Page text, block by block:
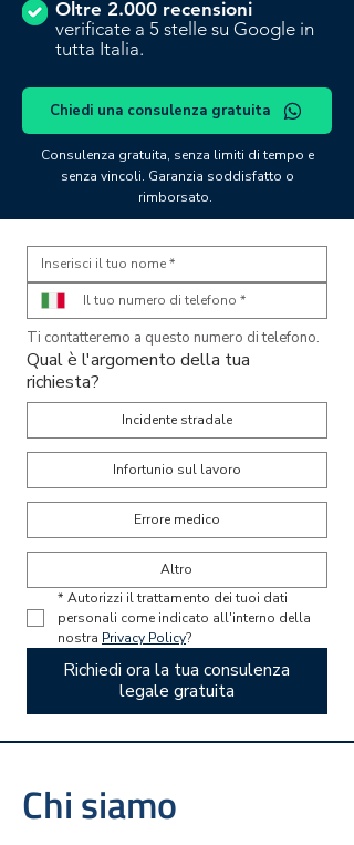
Oltre 2.000 recensioni
verificate a 5 stelle su Google in
tutta Italia.
Chiedi una consulenza gratuita
Consulenza gratuita, senza limiti di tempo e
senza vincoli. Garanzia soddisfatto o
rimborsato.
Qual è l'argomento della tua
richiesta?
Incidente stradale
Infortunio sul lavoro
Errore medico
Altro
* Autorizzi il trattamento dei tuoi dati
personali come indicato all'interno della
nostra Privacy Policy?
Richiedi ora la tua consulenza
legale gratuita
Chi siamo